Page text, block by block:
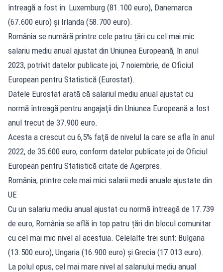
întreagă a fost în: Luxemburg (81.100 euro), Danemarca
(67.600 euro) şi Irlanda (58.700 euro).
România se numără printre cele patru țări cu cel mai mic
salariu mediu anual ajustat din Uniunea Europeană, în anul
2023, potrivit datelor publicate joi, 7 noiembrie, de Oficiul
European pentru Statistică (Eurostat).
Datele Eurostat arată că salariul mediu anual ajustat cu
normă întreagă pentru angajaţii din Uniunea Europeană a fost
anul trecut de 37.900 euro.
Acesta a crescut cu 6,5% faţă de nivelul la care se afla în anul
2022, de 35.600 euro, conform datelor publicate joi de Oficiul
European pentru Statistică citate de Agerpres.
România, printre cele mai mici salarii medii anuale ajustate din
UE
Cu un salariu mediu anual ajustat cu normă întreagă de 17.739
de euro, România se află în top patru țări din blocul comunitar
cu cel mai mic nivel al acestuia. Celelalte trei sunt: Bulgaria
(13.500 euro), Ungaria (16.900 euro) și Grecia (17.013 euro).
La polul opus, cel mai mare nivel al salariului mediu anual